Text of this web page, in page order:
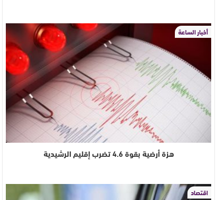
أخبار الساعة
هزة أرضية بقوة 4.6 تضرب إقليم الرشيدية
اقتصاد